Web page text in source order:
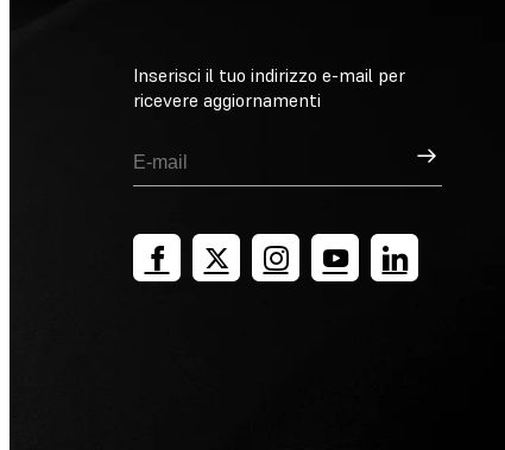
Inserisci il tuo indirizzo e-mail per
ricevere aggiornamenti
Registrati